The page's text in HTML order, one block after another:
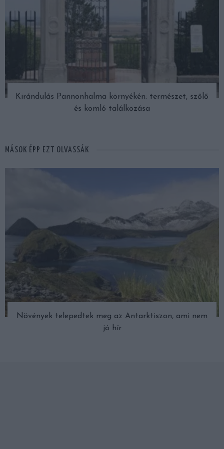
Kirándulás Pannonhalma környékén: természet, szőlő
és komló találkozása
MÁSOK ÉPP EZT OLVASSÁK
Növények telepedtek meg az Antarktiszon, ami nem
jó hír